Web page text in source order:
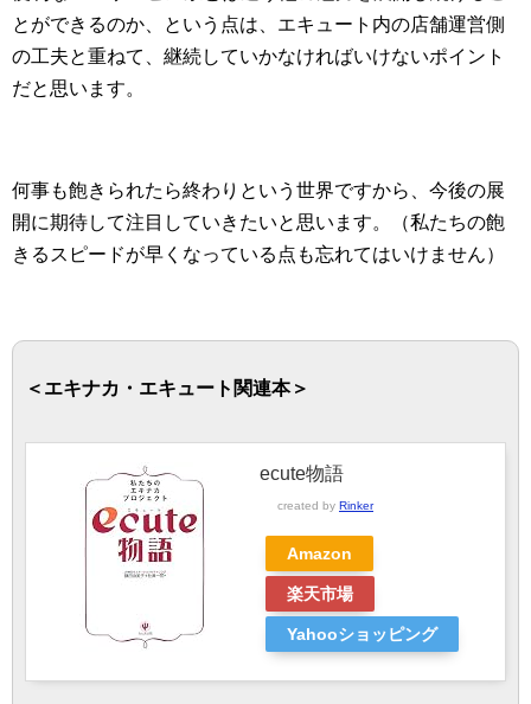
とができるのか、という点は、エキュート内の店舗運営側
の工夫と重ねて、継続していかなければいけないポイント
だと思います。
何事も飽きられたら終わりという世界ですから、今後の展
開に期待して注目していきたいと思います。（私たちの飽
きるスピードが早くなっている点も忘れてはいけません）
＜エキナカ・エキュート関連本＞
ecute物語
created by Rinker
Amazon
楽天市場
Yahooショッピング